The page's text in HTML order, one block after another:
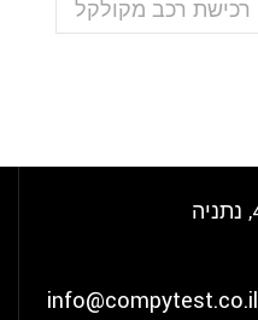
רכישת רכב מקולקל
info@compytest.co.il